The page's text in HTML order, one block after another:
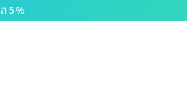
5% הנחה קופון TAKE5 בקניית 2 מוצרים. משלוח חינם מעל 279 שח!